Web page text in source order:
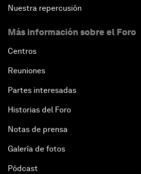
Nuestra repercusión
Más información sobre el Foro
Centros
Reuniones
Partes interesadas
Historias del Foro
Notas de prensa
Galería de fotos
Pódcast